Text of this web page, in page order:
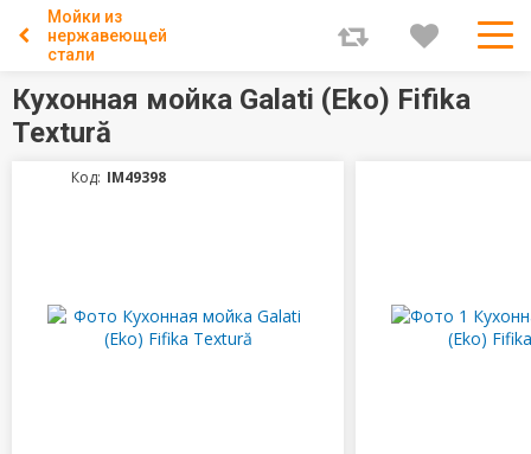
Мойки из
нержавеющей
стали
Кухонная мойка Galati (Eko) Fifika
Textură
Код: IM49398